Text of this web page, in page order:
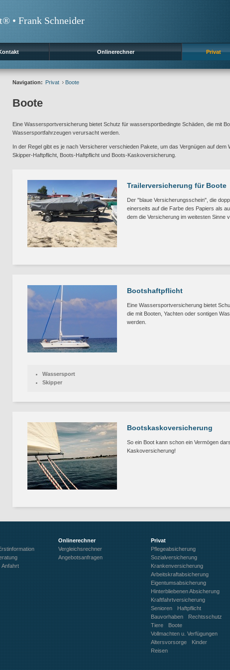
• Frank Schneider
Onlinerechner Privat
Navigation: Privat Boote
Boote
Eine Wassersportversicherung bietet Schutz für wassersportbedingte Schäden, die mit
Wassersportfahrzeugen verursacht werden.
In der Regel gibt es je nach Versicherer verschieden Pakete, um das Vergnügen auf
Skipper-Haftpflicht, Boots-Haftpflicht und Boots-Kaskoversicherung.
Trailerversicherung für Boote
Der "blaue Versicherungsschein", die
einerseits auf die Farbe des Papiers als
dem die Versicherung im weitesten Sinne
Bootshaftpflicht
Eine Wassersportversicherung bietet
die mit Booten, Yachten oder sontigen
werden.
Wassersport
Skipper
Bootskaskoversicherung
So ein Boot kann schon ein Vermögen
Kaskoversicherung!
Anfahrt
Onlinerechner
Vergleichsrechner
Angebotsanfragen
Privat
Pflegeabsicherung
Sozialversicherung
Krankenversicherung
Arbeitskraftabsicherung
Eigentumsabsicherung
Hinterbliebenen Absicherung
Kraftfahrtversicherung
Senioren
Haftpflicht
Bauvorhaben
Rechtsschutz
Tiere
Boote
Vollmachten u. Verfügungen
Altersvorsorge
Kinder
Reisen